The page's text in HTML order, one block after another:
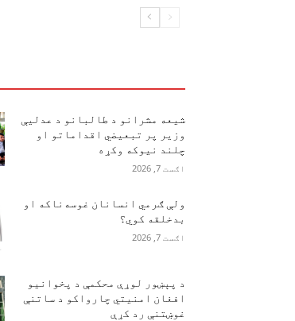
شیعه مشرانو د طالبانو د عدلیې
وزیر پر تبعیضي اقداماتو او
چلند نیوکه وکړه
اګست 7, 2026
ولې ګرمي انسانان غوسه‌ناکه او
بدخلقه کوي؟
اګست 7, 2026
د پېښور لوړې محکمې د پخوانیو
افغان امنیتي چارواکو د ساتنې
غوښتنې رد کړې